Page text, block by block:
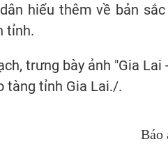
hiểu thêm về bản
tỉnh.
trưng bày ảnh "Gia
tàng tỉnh Gia Lai./.
Báo